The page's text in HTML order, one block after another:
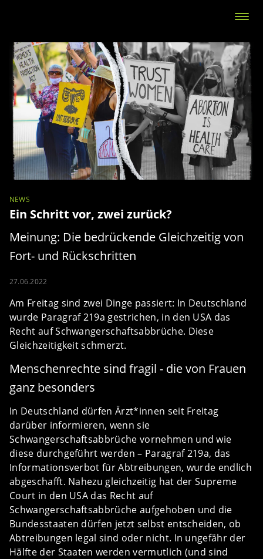
NEWS
Ein Schritt vor, zwei zurück?
Meinung: Die bedrückende Gleichzeitig von
Fort- und Rückschritten
27.06.2022
Am Freitag sind zwei Dinge passiert: In Deutschland
wurde Paragraf 219a gestrichen, in den USA das
Recht auf Schwangerschaftsabbrüche. Diese
Gleichzeitigkeit schmerzt.
Menschenrechte sind fragil - die von Frauen
ganz besonders
In Deutschland dürfen Ärzt*innen seit Freitag
darüber informieren, wenn sie
Schwangerschaftsabbrüche vornehmen und wie
diese durchgeführt werden – Paragraf 219a, das
Informationsverbot für Abtreibungen, wurde endlich
abgeschafft. Nahezu gleichzeitig hat der Supreme
Court in den USA das Recht auf
Schwangerschaftsabbrüche aufgehoben und die
Bundesstaaten dürfen jetzt selbst entscheiden, ob
Abtreibungen legal sind oder nicht. In ungefähr der
Hälfte der Staaten werden vermutlich (und sind